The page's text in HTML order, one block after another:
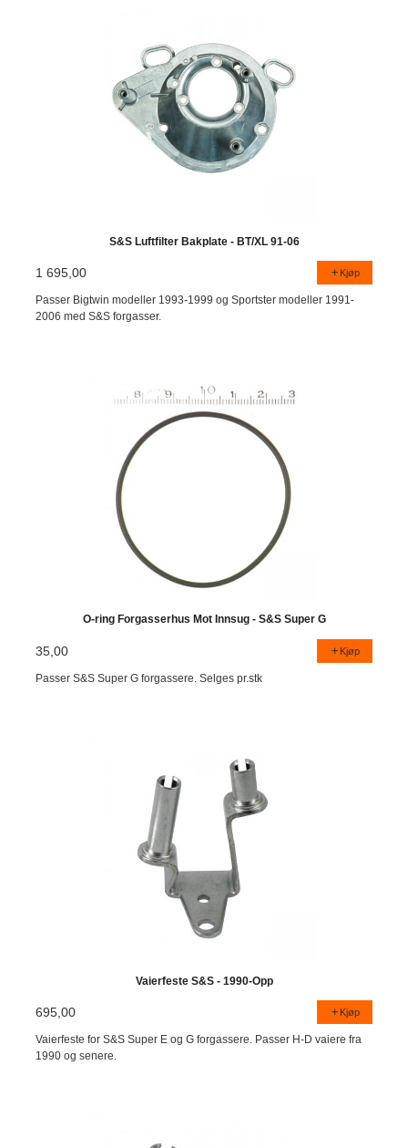
S&S Luftfilter Bakplate - BT/XL 91-06
1 695,00 Kjøp
Passer Bigtwin modeller 1993-1999 og Sportster modeller 1991-
2006 med S&S forgasser.
O-ring Forgasserhus Mot Innsug - S&S Super G
35,00 Kjøp
Passer S&S Super G forgassere. Selges pr.stk
Vaierfeste S&S - 1990-Opp
695,00 Kjøp
Vaierfeste for S&S Super E og G forgassere. Passer H-D vaiere fra
1990 og senere.